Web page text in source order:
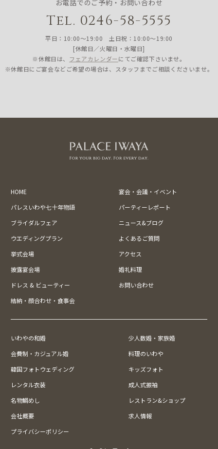
お電話でのご予約・お問い合わせ
Tel. 0246-58-5555
平日：10:00〜19:00 土日祝：10:00〜19:00
[休館日／火曜日・水曜日]
※休館日は、 フェアカレンダーにてご確認下さいませ。
※休館日にご宴会などご希望の場合は、スタッフまでご相談くださいませ。
HOME
宴会・会議・イベント
パレスいわや七十年物語
パーティーレポート
ブライダルフェア
ニュース&ブログ
ウエディングプラン
よくあるご質問
挙式会場
アクセス
披露宴会場
婚礼料理
ドレス & ビューティー
お問い合わせ
結納・顔合わせ・食事会
いわやの和婚
少人数婚・家族婚
会費制・カジュアル婚
料理のいわや
韓国フォトウェディング
キッズフォト
レンタル衣装
成人式振袖
名物鯛めし
レストラン&ショップ
会社概要
求人情報
プライバシーポリシー